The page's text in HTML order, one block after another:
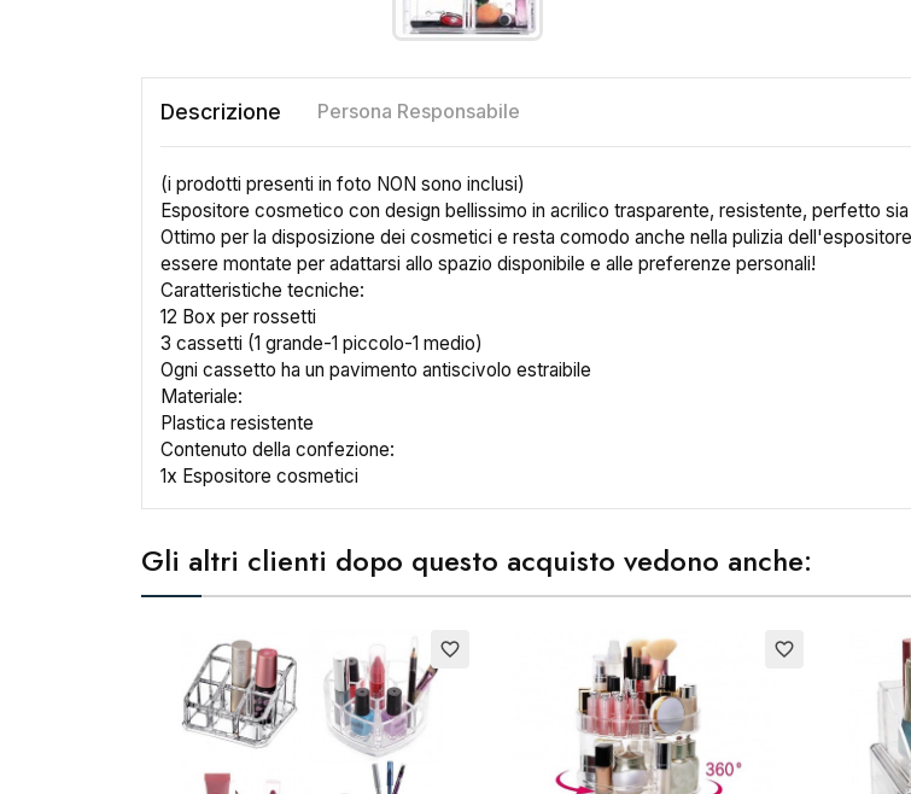
Descrizione Persona Responsabile
(i prodotti presenti in foto NON sono inclusi)
Espositore cosmetico con design bellissimo in acrilico trasparente, resistente, perfetto
Ottimo per la disposizione dei cosmetici e resta comodo anche nella pulizia
essere montate per adattarsi allo spazio disponibile e alle preferenze personali!
Caratteristiche tecniche:
12 Box per rossetti
3 cassetti (1 grande-1 piccolo-1 medio)
Ogni cassetto ha un pavimento antiscivolo estraibile
Materiale:
Plastica resistente
Contenuto della confezione:
1x Espositore cosmetici
Gli altri clienti dopo questo acquisto vedono anche:
favorite_border favorite_border
Crea lista dei desideri
Nome lista dei desideri